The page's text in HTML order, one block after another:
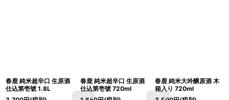
春鹿 純米超辛口 生原酒
仕込第壱號 1.8L
春鹿 純米超辛口 生原酒
仕込第壱號 720ml
春鹿 純米大吟醸原酒 木
箱入り 720ml